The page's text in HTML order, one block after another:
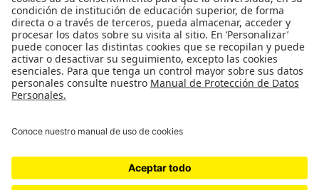
¿Quiénes somos?
Podcasts
Ediciones especiales
Proyectos 070